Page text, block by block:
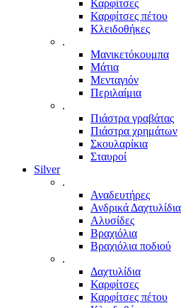
Καρφίτσες
Καρφίτσες πέτου
Κλειδοθήκες
.
Μανικετόκουμπα
Μάτια
Μενταγιόν
Περιλαίμια
.
Πιάστρα γραβάτας
Πιάστρα χρημάτων
Σκουλαρίκια
Σταυροί
Silver
.
Αναδευτήρες
Ανδρικά Δαχτυλίδια
Αλυσίδες
Βραχιόλια
Βραχιόλια ποδιού
.
Δαχτυλίδια
Καρφίτσες
Καρφίτσες πέτου